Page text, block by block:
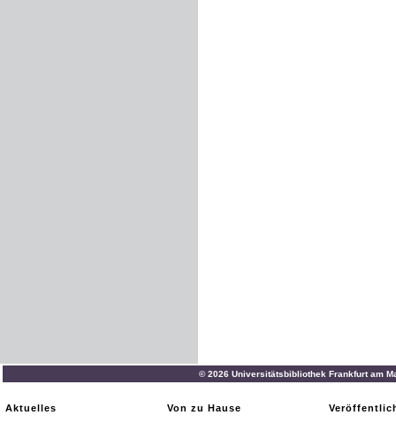
© 2026 Universitätsbibliothek Frankfurt am
Aktuelles
Von zu Hause